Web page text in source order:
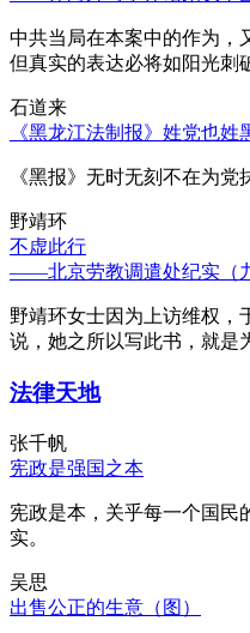
中共当局在本案中的作为，
但真实的表达必将如阳光刺
石道来
《黑龙江法制报》姓党也姓
《黑报》无时无刻不在为
野靖环
不虚此行
——北京劳教调遣处纪实（
野靖环女士因为上访维权，
说，她之所以写此书，就是
法律天地
张千帆
宪政是强国之本
宪政是本，关乎每一个国民
实。
吴思
出售公正的生意（图）